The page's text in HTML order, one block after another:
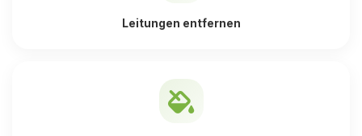
Leitungen entfernen